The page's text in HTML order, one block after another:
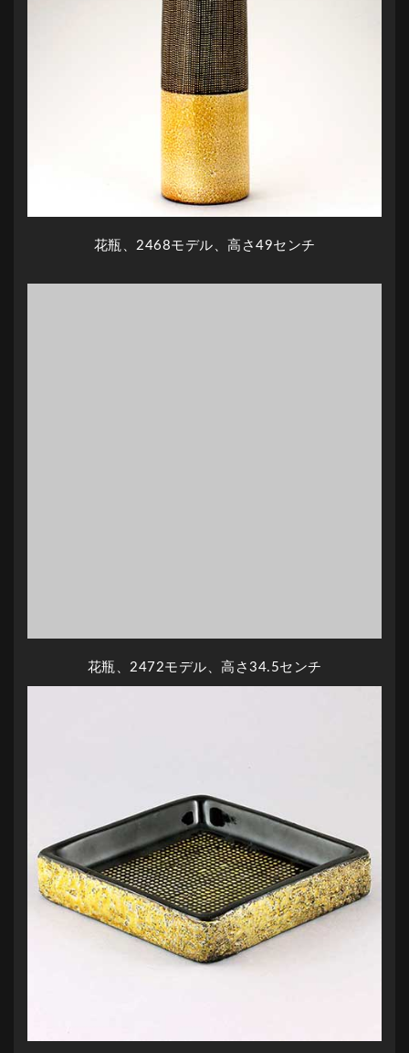
花瓶、2468モデル、高さ49センチ
花瓶、2472モデル、高さ34.5センチ